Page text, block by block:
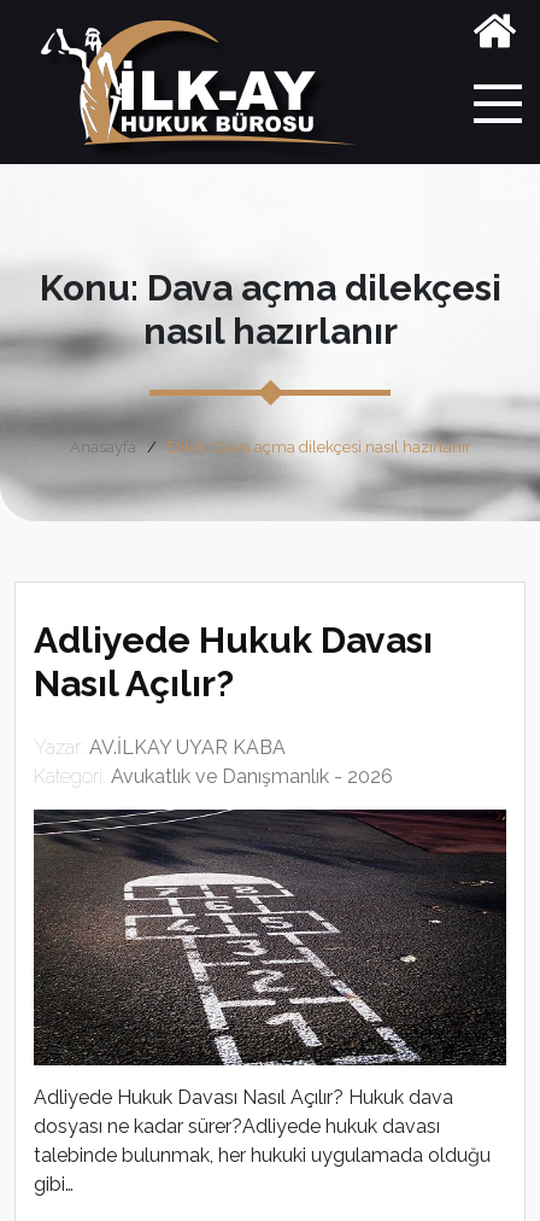
Konu: Dava açma dilekçesi
nasıl hazırlanır
Anasayfa Etiket: Dava açma dilekçesi nasıl hazırlanır
Adliyede Hukuk Davası
Nasıl Açılır?
Yazar: AV.İLKAY UYAR KABA
Kategori: Avukatlık ve Danışmanlık - 2026
Adliyede Hukuk Davası Nasıl Açılır? Hukuk dava
dosyası ne kadar sürer?Adliyede hukuk davası
talebinde bulunmak, her hukuki uygulamada olduğu
gibi…